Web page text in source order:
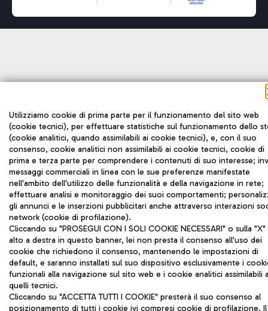
Utilizziamo cookie di prima parte per il funzionamento del sito web
(cookie tecnici), per effettuare statistiche sul funzionamento dello
(cookie analitici, quando assimilabili ai cookie tecnici), e, con il suo
consenso, cookie analitici non assimilabili ai cookie tecnici, cookie di
prima e terza parte per comprendere i contenuti di suo interesse;
messaggi commerciali in linea con le sue preferenze manifestate
nell'ambito dell'utilizzo delle funzionalità e della navigazione in rete;
effettuare analisi e monitoraggio dei suoi comportamenti;
gli annunci e le inserzioni pubblicitari anche attraverso interazioni
network (cookie di profilazione).
Cliccando su "PROSEGUI CON I SOLI COOKIE NECESSARI" o sulla "X"
alto a destra in questo banner, lei non presta il consenso all'uso dei
cookie che richiedono il consenso, mantenendo le impostazioni di
default, e saranno installati sul suo dispositivo esclusivamente i
funzionali alla navigazione sul sito web e i cookie analitici assimilabili
quelli tecnici.
Cliccando su "ACCETTA TUTTI I COOKIE" presterà il suo consenso al
posizionamento di tutti i cookie ivi compresi cookie di profilazione. Il